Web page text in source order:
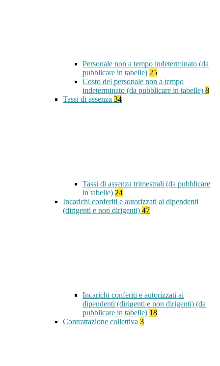
Personale non a tempo indeterminato (da
pubblicare in tabelle) 25
Costo del personale non a tempo
indeterminato (da pubblicare in tabelle) 8
Tassi di assenza 34
Tassi di assenza trimestrali (da pubblicare
in tabelle) 24
Incarichi conferiti e autorizzati ai dipendenti
(dirigenti e non dirigenti) 47
Incarichi conferiti e autorizzati ai
dipendenti (dirigenti e non dirigenti) (da
pubblicare in tabelle) 18
Contrattazione collettiva 3